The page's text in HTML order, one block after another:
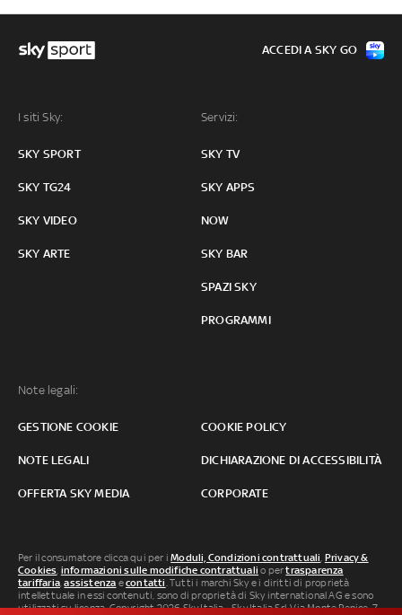
I siti Sky:
SKY SPORT
SKY TG24
SKY VIDEO
SKY ARTE
Servizi:
SKY TV
SKY APPS
NOW
SKY BAR
SPAZI SKY
PROGRAMMI
Note legali:
GESTIONE COOKIE COOKIE POLICY
NOTE LEGALI DICHIARAZIONE DI ACCESSIBILITÀ
OFFERTA SKY MEDIA CORPORATE
ACCEDI A SKY GO
Per il consumatore clicca qui per iModuli, Condizioni contrattuali, Privacy &
Cookies, informazioni sulle modifiche contrattuali o pertrasparenza
tariffaria,assistenza econtatti. Tutti i marchi Sky e i diritti di proprietà
intellettuale in essi contenuti, sono di proprietà di Sky international AG e sono
utilizzati su licenza. Copyright 2026 Sky Italia - Sky Italia Srl Via Monte Penice, 7 -